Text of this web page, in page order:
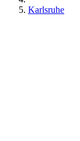
Karlsruhe